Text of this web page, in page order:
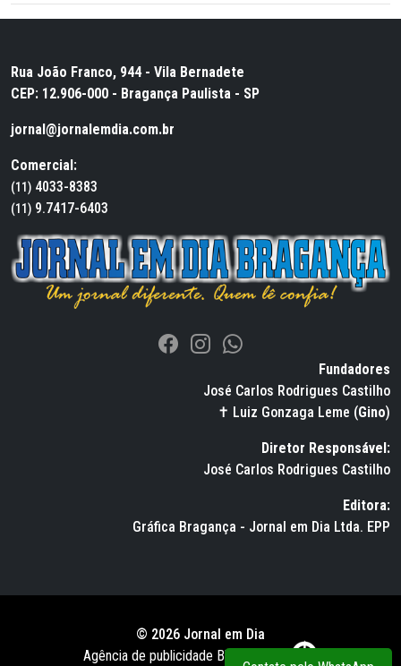
Rua João Franco, 944 - Vila Bernadete
CEP: 12.906-000 - Bragança Paulista - SP
jornal@jornalemdia.com.br
Comercial:
(11) 4033-8383
(11) 9.7417-6403
Fundadores
José Carlos Rodrigues Castilho
✝ Luiz Gonzaga Leme (Gino)
Diretor Responsável:
José Carlos Rodrigues Castilho
Editora:
Gráfica Bragança - Jornal em Dia Ltda. EPP
© 2026 Jornal em Dia
Agência de publicidade BWS RUSSO